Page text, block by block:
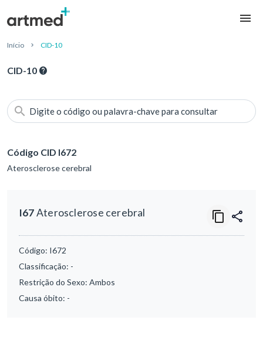
Início CID-10
CID-10
Digite o código ou palavra-chave para consultar
Código CID I672
Aterosclerose cerebral
I67Aterosclerose cerebral
Código: I672
Classificação: -
Restrição do Sexo: Ambos
Causa óbito: -